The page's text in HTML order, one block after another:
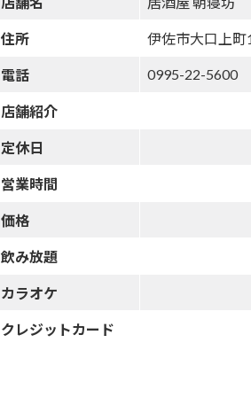
住所 伊佐市大口上町
電話 0995-22-5600
店舗紹介
定休日
営業時間
価格
飲み放題
カラオケ
クレジットカード